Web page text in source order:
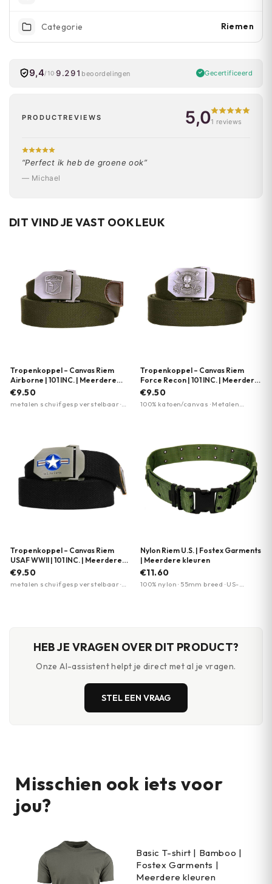
Categorie Riemen
9,4/10 9.291 beoordelingen Gecertificeerd
PRODUCTREVIEWS 5,01 reviews
“Perfect ik heb de groene ook”
— Michael
DIT VIND JE VAST OOK LEUK
Tropenkoppel – Canvas Riem
Airborne | 101 INC. | Meerdere
kleuren
€9.50
metalen schuifgesp verstelbaar ·
Tropenkoppel – Canvas Riem
Force Recon | 101 INC. | Meerdere
kleuren
€9.50
100% katoen/canvas · Metalen
Tropenkoppel – Canvas Riem
USAF WWII | 101 INC. | Meerdere
kleuren
€9.50
metalen schuifgesp verstelbaar ·
Nylon Riem U.S. | Fostex Garments
| Meerdere kleuren
€11.60
100% nylon · 55mm breed · US-
HEB JE VRAGEN OVER DIT PRODUCT?
Onze AI-assistent helpt je direct met al je vragen.
STEL EEN VRAAG
Misschien ook iets voor
jou?
Basic T-shirt | Bamboo |
Fostex Garments |
Meerdere kleuren